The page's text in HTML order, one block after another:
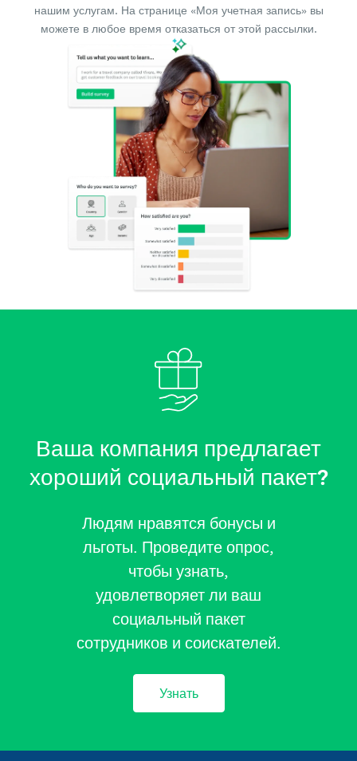
нашим услугам. На странице «Моя учетная запись» вы
можете в любое время отказаться от этой рассылки.
Ваша компания предлагает
хороший социальный пакет?
Людям нравятся бонусы и
льготы. Проведите опрос,
чтобы узнать,
удовлетворяет ли ваш
социальный пакет
сотрудников и соискателей.
Узнать